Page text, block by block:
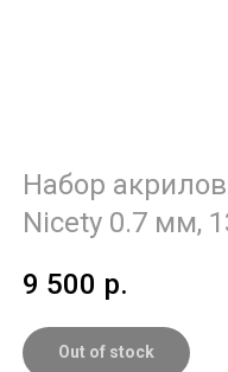
Набор
Nicety 0.7 мм,
9 500 р.
Out of stock